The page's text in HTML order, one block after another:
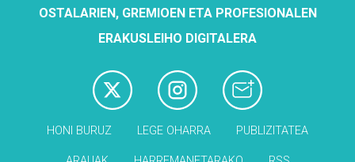
OSTALARIEN, GREMIOEN ETA PROFESIONALEN
ERAKUSLEIHO DIGITALERA
HONI BURUZ LEGE OHARRA PUBLIZITATEA